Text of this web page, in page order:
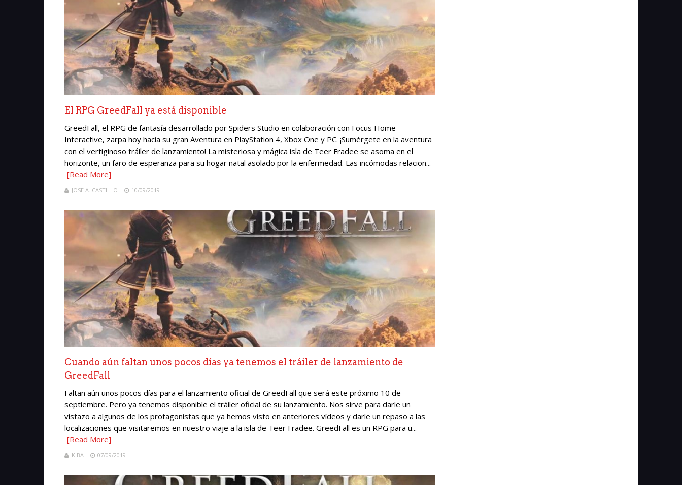
El RPG GreedFall ya está disponible
GreedFall, el RPG de fantasía desarrollado por Spiders Studio en colaboración con Focus Home
Interactive, zarpa hoy hacia su gran Aventura en PlayStation 4, Xbox One y PC. ¡Sumérgete en la aventura
con el vertiginoso tráiler de lanzamiento! La misteriosa y mágica isla de Teer Fradee se asoma en el
horizonte, un faro de esperanza para su hogar natal asolado por la enfermedad. Las incómodas relacion...
[Read More]
JOSE A. CASTILLO 10/09/2019
Cuando aún faltan unos pocos días ya tenemos el tráiler de lanzamiento de
GreedFall
Faltan aún unos pocos días para el lanzamiento oficial de GreedFall que será este próximo 10 de
septiembre. Pero ya tenemos disponible el tráiler oficial de su lanzamiento. Nos sirve para darle un
vistazo a algunos de los protagonistas que ya hemos visto en anteriores vídeos y darle un repaso a las
localizaciones que visitaremos en nuestro viaje a la isla de Teer Fradee. GreedFall es un RPG para u...
[Read More]
KIBA 07/09/2019